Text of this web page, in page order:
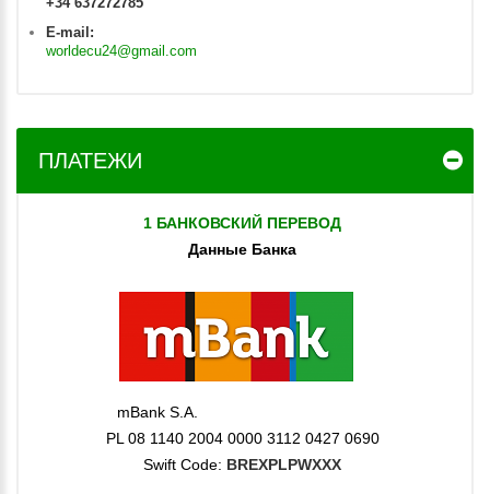
E-mail:
worldecu24@gmail.com
ПЛАТЕЖИ
1 БАНКОВСКИЙ ПЕРЕВОД
Данные Банка
mBank S.A.
PL 08 1140 2004 0000 3112 0427 0690
Swift Code: BREXPLPWXXX